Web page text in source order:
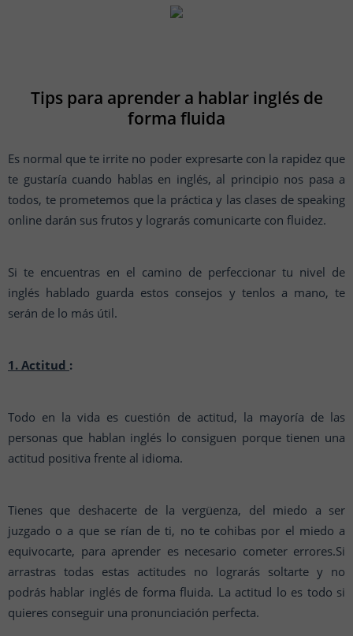
Tips para aprender a hablar inglés de
forma fluida
Es normal que te irrite no poder expresarte con la rapidez que
te gustaría cuando hablas en inglés, al principio nos pasa a
todos, te prometemos que la práctica y las clases de speaking
online darán sus frutos y lograrás comunicarte con fluidez.
Si te encuentras en el camino de perfeccionar tu nivel de
inglés hablado guarda estos consejos y tenlos a mano, te
serán de lo más útil.
1. Actitud :
Todo en la vida es cuestión de actitud, la mayoría de las
personas que hablan inglés lo consiguen porque tienen una
actitud positiva frente al idioma.
Tienes que deshacerte de la vergüenza, del miedo a ser
juzgado o a que se rían de ti, no te cohibas por el miedo a
equivocarte, para aprender es necesario cometer errores.Si
arrastras todas estas actitudes no lograrás soltarte y no
podrás hablar inglés de forma fluida. La actitud lo es todo si
quieres conseguir una pronunciación perfecta.